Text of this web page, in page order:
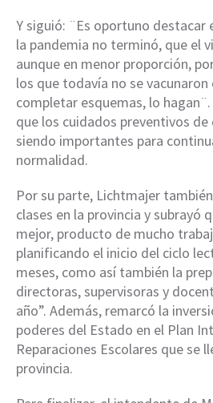
Y siguió: ¨Es oportuno
la pandemia no terminó, que el
aunque en menor proporción,
los que todavía no se vacunaron
completar esquemas, lo
que los cuidados preventivos
siendo importantes para
normalidad.
Por su parte, Lichtmajer
clases en la provincia y subrayó
mejor, producto de mucho
planificando el inicio del ciclo
meses, como así también la
directoras, supervisoras y
año”. Además, remarcó la
poderes del Estado en el Plan
Reparaciones Escolares que se
provincia.